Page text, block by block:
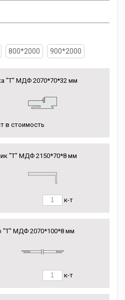
800*2000 900*2000
"Т" МДФ 2070*70*32 мм
в стоимость
"Т" МДФ 2150*70*8 мм
к-т
"Т" МДФ 2070*100*8 мм
к-т